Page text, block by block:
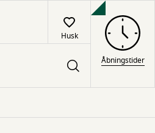
Husk
Åbningstider